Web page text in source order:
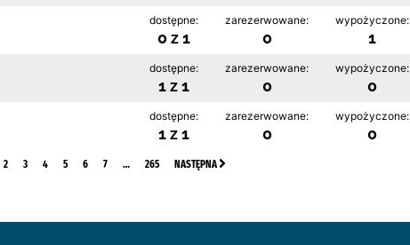
dostępne:
0 z 1
zarezerwowane:
0
wypożyczone:
1
dostępne:
1 z 1
zarezerwowane:
0
wypożyczone:
0
dostępne:
1 z 1
zarezerwowane:
0
wypożyczone:
0
2 3 4 5 6 7 … 265 NASTĘPNA